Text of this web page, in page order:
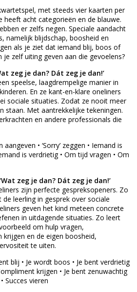
met steeds vier kaarten per
heeft acht categorieën en de blauwe.
er zelfs negen. Speciale aandacht
namelijk blijdschap, boosheid en
als je ziet dat iemand blij, boos of
je zelf uiting geven aan die gevoelens?
zeg je dan? Dát zeg je dan!’
speelse, laagdrempelige manier in
En ze kant-en-klare oneliners
sociale situaties. Zodat ze nooit meer
staan. Met aantrekkelijke tekeningen.
en andere professionals die
aangeven • ‘Sorry’ zeggen • Iemand is
is verdrietig • Om tijd vragen • Om
zeg je dan? Dát zeg je dan!’
zijn perfecte gespreksopeners. Zo
leerling in gesprek over sociale
geven het kind meteen concrete
in uitdagende situaties. Zo leert
om hulp vragen,
en de eigen boosheid,
te uiten.
blij • Je wordt boos • Je bent verdrietig
krijgen • Je bent zenuwachtig
Succes vieren